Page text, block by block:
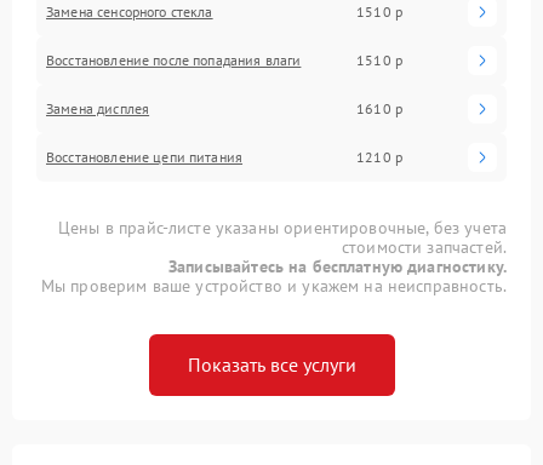
Замена сенсорного стекла 1510 р
Восстановление после попадания влаги 1510 р
Замена дисплея 1610 р
Восстановление цепи питания 1210 р
Цены в прайс-листе указаны ориентировочные, без учета
стоимости запчастей.
Записывайтесь на бесплатную диагностику.
Мы проверим ваше устройство и укажем на неисправность.
Показать все услуги